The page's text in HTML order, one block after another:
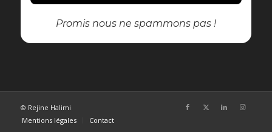
Promis nous ne spammons pas !
© Rejine Halimi
Mentions légales
Contact